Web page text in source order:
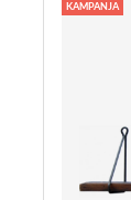
KAMPANJA